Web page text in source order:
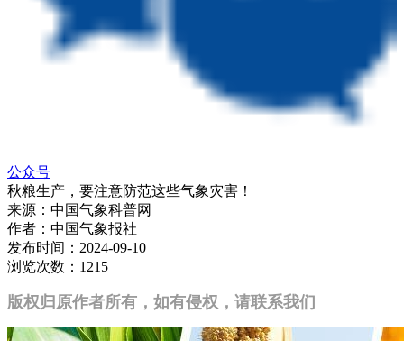
公众号
秋粮生产，要注意防范这些气象灾害！
来源： 中国气象科普网
作者： 中国气象报社
发布时间： 2024-09-10
浏览次数： 1215
版权归原作者所有，如有侵权，请联系我们